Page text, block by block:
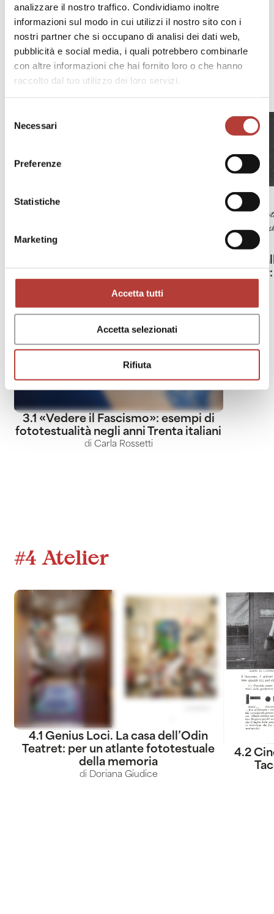
analizzare il nostro traffico. Condividiamo inoltre
informazioni sul modo in cui utilizzi il nostro sito con i
nostri partner che si occupano di analisi dei dati web,
pubblicità e social media, i quali potrebbero combinarle
con altre informazioni che hai fornito loro o che hanno
raccolto dal tuo utilizzo dei loro servizi.
delNecessari
Preferenze
Statistiche
Marketing
Accetta tutti
Accetta selezionati
Rifiuta
#3 Corpi e istituzioni
3.1 «Vedere il Fascismo»: esempi di
fototestualità negli anni Trenta italiani
di Carla Rossetti
3.2 Un
#4 Atelier
4.1 Genius Loci. La casa dell’Odin
Teatret: per un atlante fototestuale
della memoria
di Doriana Giudice
4.2